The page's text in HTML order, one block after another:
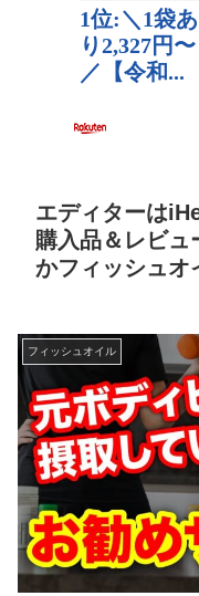
エディターは
購入品＆レビ
かフィッシュオ
フィッシュオイル